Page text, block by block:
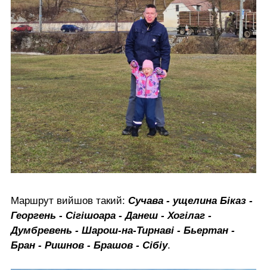
Маршрут вийшов такий: Сучава - ущелина Біказ -
Георгень - Сігішоара - Данеш - Хогілаг -
Думбревень - Шарош-на-Тирнаві - Бьертан -
Бран - Ришнов - Брашов - Сібіу.